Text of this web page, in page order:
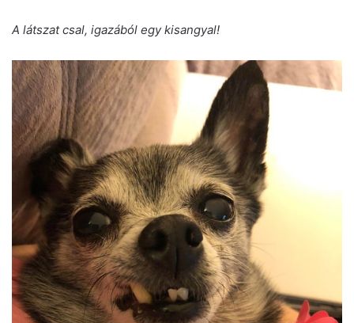
A látszat csal, igazából egy kisangyal!